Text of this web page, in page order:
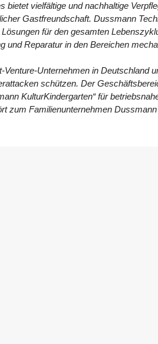
bietet vielfältige undnachhaltige
Gastfreundschaft. Dussmann
für den gesamten
und Reparatur in den Bereichen
Venture-Unternehmen in Deutschland
schützen. Der
KulturKindergarten“ für
zum Familienunternehmen